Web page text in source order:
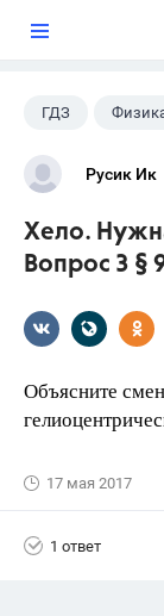
ГДЗ
Русик Ик
Хело.
Вопрос 3 §
Объясните
17 мая 2017
1 ответ